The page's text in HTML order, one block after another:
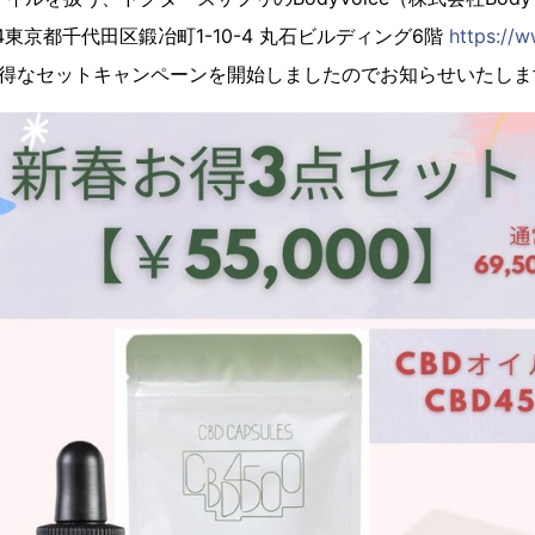
京都千代⽥区鍛冶町1-10-4 丸⽯ビルディング6階 https://
なセットキャンペーンを開始しましたのでお知らせいたし